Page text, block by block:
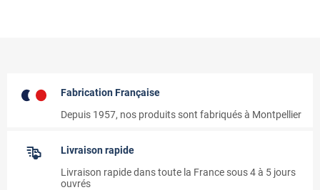
Fabrication Française
Depuis 1957, nos produits sont fabriqués à Montpellier
Livraison rapide
Livraison rapide dans toute la France sous 4 à 5 jours
ouvrés